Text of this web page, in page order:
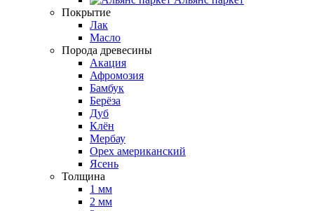
Покрытие
Лак
Масло
Порода древесины
Акация
Афромозия
Бамбук
Берёза
Дуб
Клён
Мербау
Орех американский
Ясень
Толщина
1 мм
2 мм